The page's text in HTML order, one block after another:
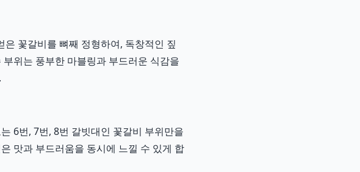
꽃갈비를 뼈째 정형하여, 독창적인 짚
위는 풍부한 마블링과 부드러운 식감을
6번, 7번, 8번 갈빗대인 꽃갈비 부위만을
맛과 부드러움을 동시에 느낄 수 있게 합